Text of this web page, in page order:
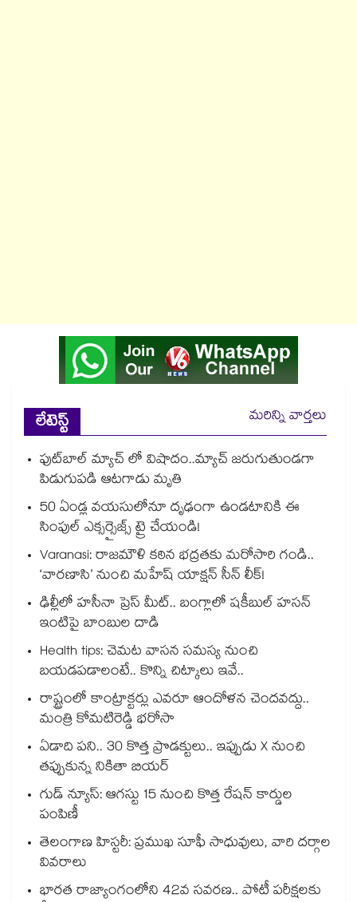
లేటెస్ట్
మరిన్ని వార్తలు
ఫుట్‌బాల్ మ్యాచ్ లో విషాదం..మ్యాచ్ జరుగుతుండగా
పిడుగుపడి ఆటగాడు మృతి
50 ఏండ్ల వయసులోనూ దృఢంగా ఉండటానికి ఈ
సింపుల్ ఎక్సర్సైజ్స్ ట్రై చేయండి!
Varanasi: రాజమౌళి కఠిన భద్రతకు మరోసారి గండి..
‘వారణాసి’ నుంచి మహేష్ యాక్షన్ సీన్ లీక్!
ఢిల్లీలో హసీనా ప్రెస్ మీట్.. బంగ్లాలో షకీబుల్ హసన్
ఇంటిపై బాంబుల దాడి
Health tips: చెమట వాసన సమస్య నుంచి
బయడపడాలంటే.. కొన్ని చిట్కాలు ఇవే..
రాష్ట్రంలో కాంట్రాక్టర్లు ఎవరూ ఆందోళన చెందవద్దు..
మంత్రి కోమటిరెడ్డి భరోసా
ఏడాది పని.. 30 కొత్త ప్రొడక్టులు.. ఇప్పుడు X నుంచి
తప్పుకున్న నికితా బియర్
గుడ్ న్యూస్: ఆగస్టు 15 నుంచి కొత్త రేషన్ కార్డుల
పంపిణీ
తెలంగాణ హిస్టరీ: ప్రముఖ సూఫీ సాధువులు, వారి దర్గాల
వివరాలు
భారత రాజ్యాంగంలోని 42వ సవరణ.. పోటీ పరీక్షలకు